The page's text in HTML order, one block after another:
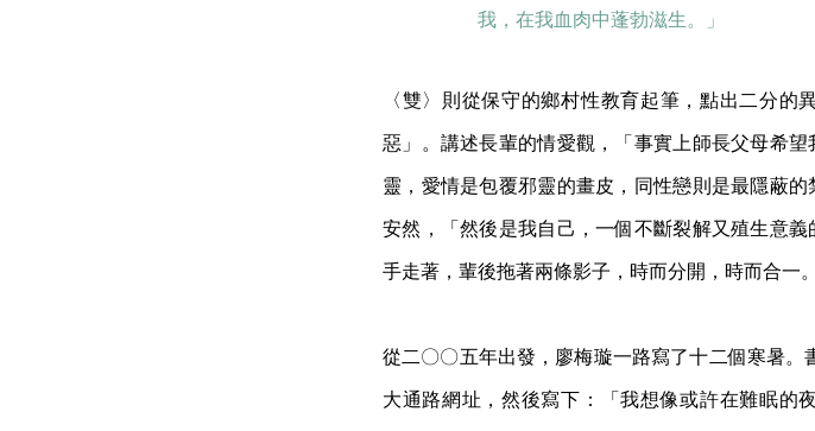
我，在我血肉中蓬勃滋生。」
〈雙〉則從保守的鄉村性教育起筆，點出二分
惡」。講述長輩的情愛觀，「事實上師長父母希
靈，愛情是包覆邪靈的畫皮，同性戀則是最隱蔽
安然，「然後是我自己，一個不斷裂解又殖生意
手走著，輩後拖著兩條影子，時而分開，時而合一。
從二〇〇五年出發，廖梅璇一路寫了十二個寒暑。
大通路網址，然後寫下：「我想像或許在難眠的